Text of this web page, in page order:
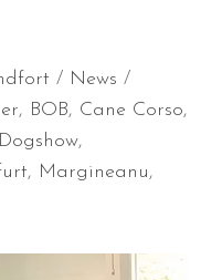
und Urlaubsgefühle
Hallbergmoos (D)!
Zuhause!
News
, BOB, Cane Corso,
Dogshow,
, Margineanu,